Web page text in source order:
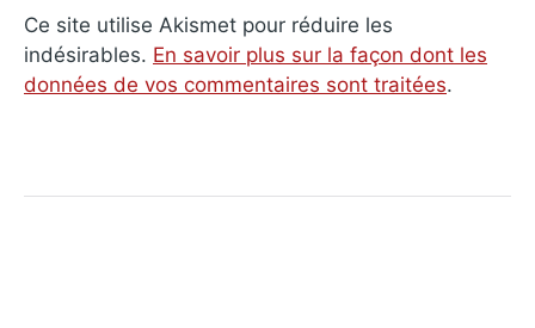
Ce site utilise Akismet pour réduire les
indésirables. En savoir plus sur la façon dont les
données de vos commentaires sont traitées.